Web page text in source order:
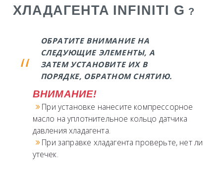
ХЛАДАГЕНТА INFINITI G ?
ОБРАТИТЕ ВНИМАНИЕ НА
СЛЕДУЮЩИЕ ЭЛЕМЕНТЫ, А
ЗАТЕМ УСТАНОВИТЕ ИХ В
ПОРЯДКЕ, ОБРАТНОМ СНЯТИЮ.
ВНИМАНИЕ!
При установке нанесите компрессорное
масло на уплотнительное кольцо датчика
давления хладагента.
При заправке хладагента проверьте, нет ли
утечек.